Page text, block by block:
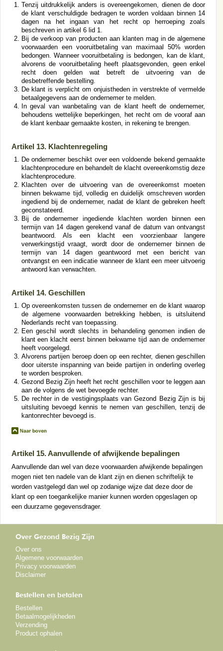
Tenzij uitdrukkelijk anders is overeengekomen, dienen de door
de klant verschuldigde bedragen te worden voldaan binnen 14
dagen na het ingaan van het recht op herroeping zoals
beschreven in artikel 6 lid 1.
Bij de verkoop van producten aan klanten mag in de algemene
voorwaarden een vooruitbetaling van maximaal 50% worden
bedongen. Wanneer vooruitbetaling is bedongen, kan de klant,
alvorens de vooruitbetaling heeft plaatsgevonden, geen enkel
recht doen gelden wat betreft de uitvoering van de
desbetreffende bestelling.
De klant is verplicht om onjuistheden in verstrekte of vermelde
betaalgegevens aan de ondernemer te melden.
In geval van wanbetaling van de klant heeft de ondernemer,
behoudens wettelijke beperkingen, het recht om de vooraf aan
de klant kenbaar gemaakte kosten, in rekening te brengen.
Artikel 13. Klachtenregeling
De ondernemer beschikt over een voldoende bekend gemaakte
klachtenprocedure en behandelt de klacht overeenkomstig deze
klachtenprocedure.
Klachten over de uitvoering van de overeenkomst moeten
binnen bekwame tijd, volledig en duidelijk omschreven worden
ingediend bij de ondernemer, nadat de klant de gebreken heeft
geconstateerd.
Bij de ondernemer ingediende klachten worden binnen een
termijn van 14 dagen gerekend vanaf de datum van ontvangst
beantwoord. Als een klacht een voorzienbaar langere
verwerkingstijd vraagt, wordt door de ondernemer binnen de
termijn van 14 dagen geantwoord met een bericht van
ontvangst en een indicatie wanneer de klant een meer uitvoerig
antwoord kan verwachten.
Artikel 14. Geschillen
Op overeenkomsten tussen de ondernemer en de klant waarop
de algemene voorwaarden betrekking hebben, is uitsluitend
Nederlands recht van toepassing.
Een geschil wordt slechts in behandeling genomen indien de
klant een klacht eerst binnen bekwame tijd aan de ondernemer
heeft voorgelegd.
Alvorens partijen beroep doen op een rechter, dienen geschillen
door uiterste inspanning van beide partijen in onderling overleg
te worden besproken.
Gezond Bezig Zijn heeft het recht geschillen voor te leggen aan
aan de volgens de wet bevoegde rechter.
De rechter in de vestigingsplaats van Gezond Bezig Zijn is bij
uitsluiting bevoegd kennis te nemen van geschillen, tenzij de
kantonrechter bevoegd is.
Artikel 15. Aanvullende of afwijkende bepalingen
Aanvullende dan wel van deze voorwaarden afwijkende bepalingen
mogen niet ten nadele van de klant zijn en dienen schriftelijk te
worden vastgelegd dan wel op zodanige wijze dat deze door de
klant op een toegankelijke manier kunnen worden opgeslagen op
een duurzame gegevensdrager.
Over Gezond Bezig Zijn
Over ons
Algemene voorwaarden
Privacy voorwaarden
Disclaimer
Bestellen en betalen
Bestellen
Betaalmogelijkheden
Verzending
Product ophalen